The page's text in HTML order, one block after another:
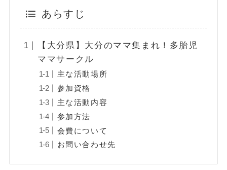
あらすじ
【大分県】大分のママ集まれ！多胎児
ママサークル
主な活動場所
参加資格
主な活動内容
参加方法
会費について
お問い合わせ先